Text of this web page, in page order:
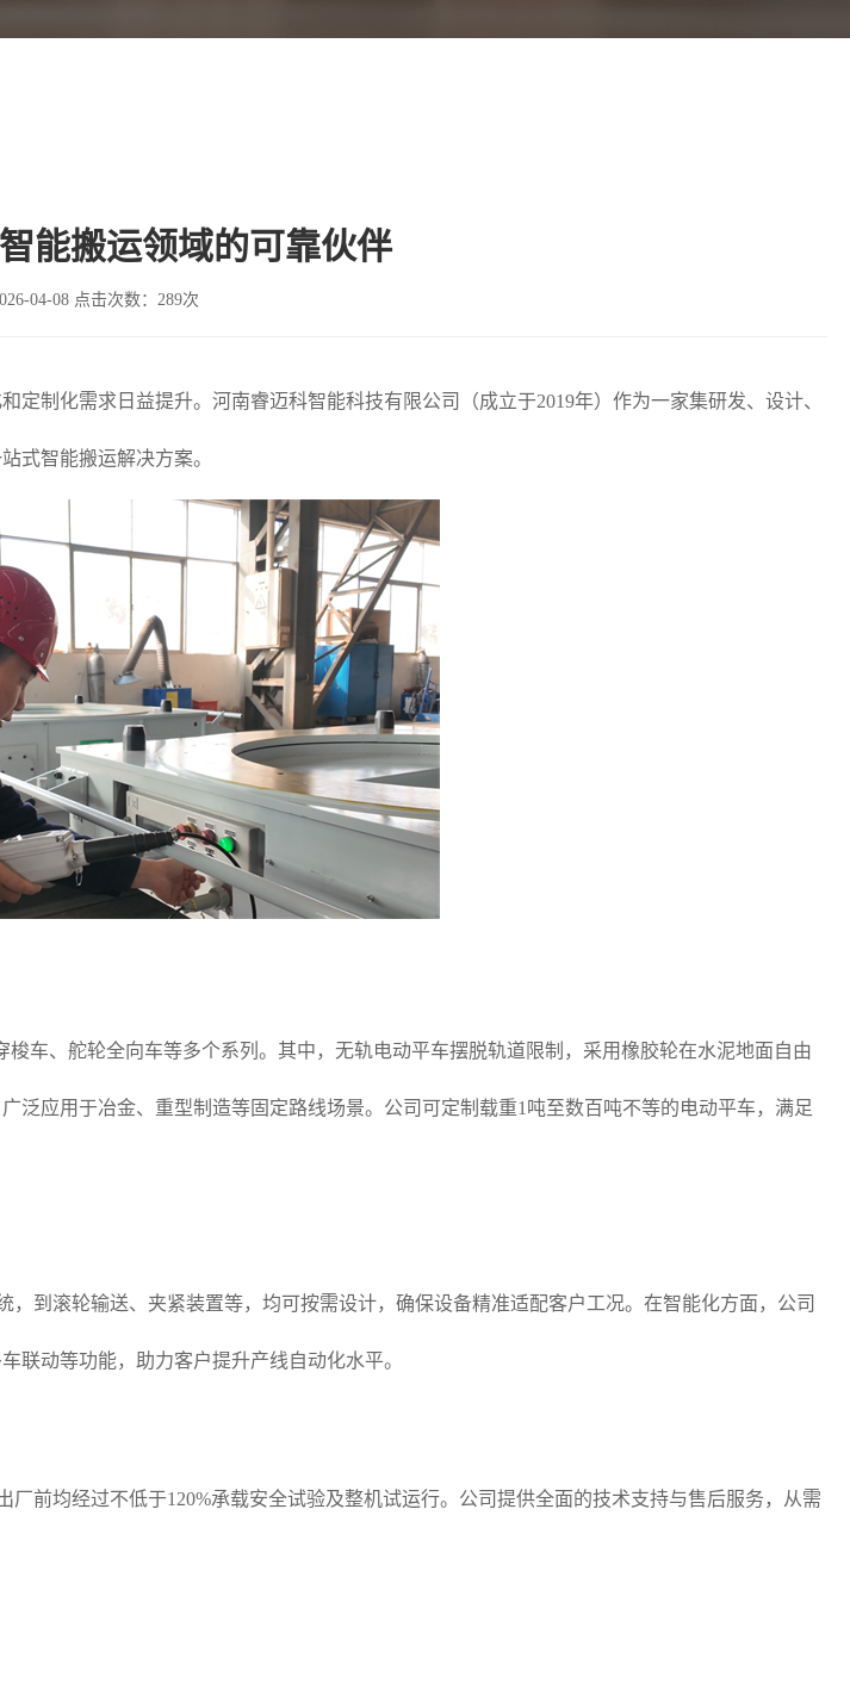
能搬运领域的可靠伙伴
04-08 点击次数： 289次
制化需求日益提升。河南睿迈科智能科技有限公司（成立于2019年）作为一家集研发、设计、
式智能搬运解决方案。
车、舵轮全向车等多个系列。其中，无轨电动平车摆脱轨道限制，采用橡胶轮在水泥地面自由
应用于冶金、重型制造等固定路线场景。公司可定制载重1吨至数百吨不等的电动平车，满足
到滚轮输送、夹紧装置等，均可按需设计，确保设备精准适配客户工况。在智能化方面，公司
联动等功能，助力客户提升产线自动化水平。
前均经过不低于120%承载安全试验及整机试运行。公司提供全面的技术支持与售后服务，从需